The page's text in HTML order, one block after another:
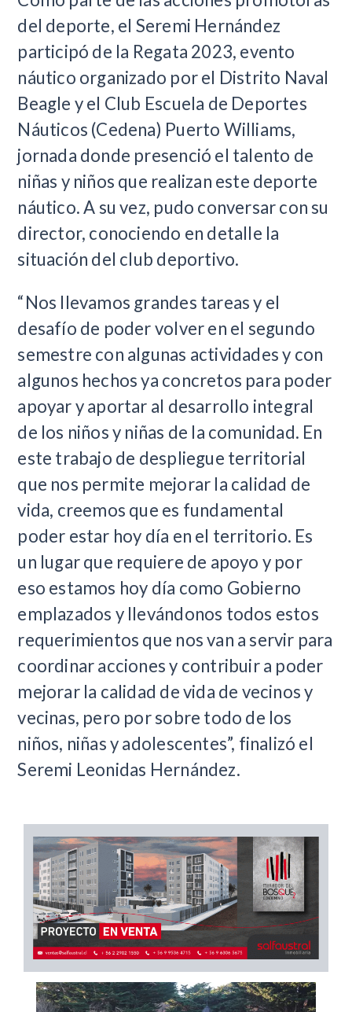
del deporte, el Seremi Hernández
participó de la Regata 2023, evento
náutico organizado por el Distrito Naval
Beagle y el Club Escuela de Deportes
Náuticos (Cedena) Puerto Williams,
jornada donde presenció el talento de
niñas y niños que realizan este deporte
náutico. A su vez, pudo conversar con su
director, conociendo en detalle la
situación del club deportivo.
“Nos llevamos grandes tareas y el
desafío de poder volver en el segundo
semestre con algunas actividades y con
algunos hechos ya concretos para poder
apoyar y aportar al desarrollo integral
de los niños y niñas de la comunidad. En
este trabajo de despliegue territorial
que nos permite mejorar la calidad de
vida, creemos que es fundamental
poder estar hoy día en el territorio. Es
un lugar que requiere de apoyo y por
eso estamos hoy día como Gobierno
emplazados y llevándonos todos estos
requerimientos que nos van a servir para
coordinar acciones y contribuir a poder
mejorar la calidad de vida de vecinos y
vecinas, pero por sobre todo de los
niños, niñas y adolescentes”, finalizó el
Seremi Leonidas Hernández.